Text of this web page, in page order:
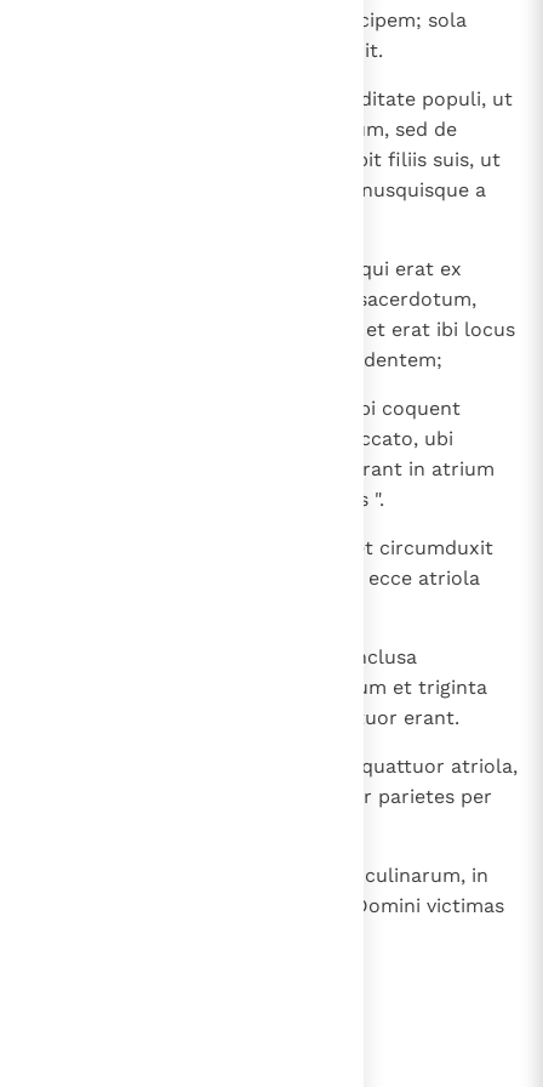
remissionis et revertetur ad principem; sola
hereditas filiorum eius illorum erit.
Et non accipiet princeps de hereditate populi, ut
expellat eos de possessione eorum, sed de
possessione sua hereditatem dabit filiis suis, ut
non dispergatur populus meus unusquisque a
Et introduxit me per ingressum, qui erat ex
latere portae, in exedras sacras sacerdotum,
quae respiciebant ad aquilonem, et erat ibi locus
in extrema parte vergens ad occidentem;
et dixit ad me: " Iste est locus, ubi coquent
sacerdotes pro delicto et pro peccato, ubi
coquent oblationem, ut non efferant in atrium
exterius, et sanctificetur populus ".
Et eduxit me in atrium exterius et circumduxit
me per quattuor angulos atrii, et ecce atriola
In quattuor angulis atrii atriola inclusa
quadraginta cubitorum per longum et triginta
per latum: mensurae unius quattuor erant.
Et paries per circuitum ambiens quattuor atriola,
et culinae fabricatae erant subter parietes per
Et dixit ad me: "Hae sunt domus culinarum, in
quibus coquent ministri domus Domini victimas